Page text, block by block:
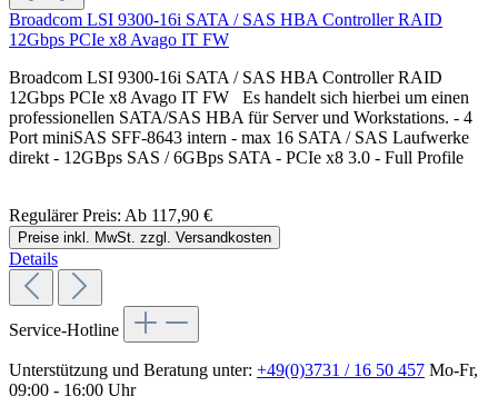
Broadcom LSI 9300-16i SATA / SAS HBA Controller RAID
12Gbps PCIe x8 Avago IT FW
Broadcom LSI 9300-16i SATA / SAS HBA Controller RAID
12Gbps PCIe x8 Avago IT FW Es handelt sich hierbei um einen
professionellen SATA/SAS HBA für Server und Workstations. - 4
Port miniSAS SFF-8643 intern - max 16 SATA / SAS Laufwerke
direkt - 12GBps SAS / 6GBps SATA - PCIe x8 3.0 - Full Profile
Regulärer Preis: Ab 117,90 €
Preise inkl. MwSt. zzgl. Versandkosten
Details
Service-Hotline
Unterstützung und Beratung unter: +49(0)3731 / 16 50 457 Mo-Fr,
09:00 - 16:00 Uhr